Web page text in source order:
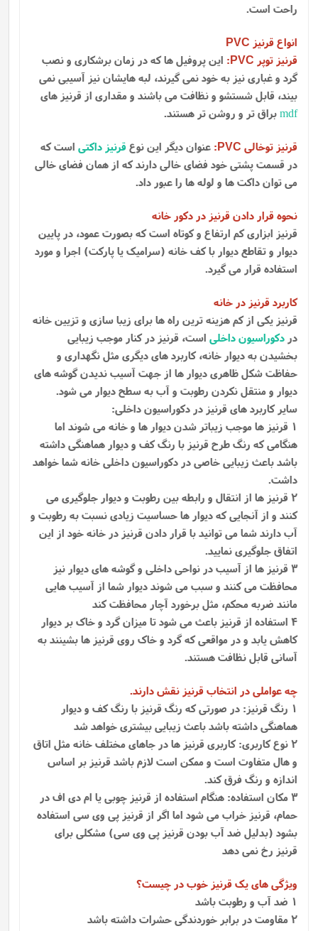
راحت است.
انواع قرنیز PVC
قرنیز توپر PVC
: این پروفیل ها که در زمان برشکاری و نصب
گرد و غباری نیز به خود نمی گیرند، لبه هایشان نیز آسیبی نمی
بیند، قابل شستشو و نظافت می باشند و مقداری از قرنیز های
mdfبراق تر و روشن تر هستند.
قرنیز توخالی PVC
: عنوان دیگر این نوعقرنیز داکتی است که
در قسمت پشتی خود فضای خالی دارند که از همان فضای خالی
می توان داکت ها و لوله ها را عبور داد.
نحوه قرار دادن قرنیز در دکور خانه
قرنیز ابزاری کم ارتفاع و کوتاه است که بصورت عمود، در پایین
دیوار و تقاطع دیوار با کف خانه (سرامیک یا پارکت) اجرا و مورد
استفاده قرار می گیرد.
کاربرد قرنیز در خانه
قرنیز یکی از کم هزینه ترین راه ها برای زیبا سازی و تزیین خانه
در دکوراسیون داخلی است، قرنیز در کنار موجب زیبایی
بخشیدن به دیوار خانه، کاربرد های دیگری مثل نگهداری و
حفاظت شکل ظاهری دیوار ها از جهت آسیب ندیدن گوشه ‌های
دیوار و منتقل نکردن رطوبت و آب به سطح دیوار می‌ شود.
سایر کاربرد های قرنیز در دکوراسیون داخلی:
1 قرنیز ها موجب زیباتر شدن دیوار ها و خانه می شوند اما
هنگامی که رنگ طرح قرنیز با رنگ کف و دیوار هماهنگی داشته
باشد باعث زیبایی خاصی در دکوراسیون داخلی خانه شما خواهد
داشت.
2 قرنیز ها از انتقال و رابطه بین رطوبت و دیوار جلوگیری می
کنند و از آنجایی که دیوار ها حساسیت زیادی نسبت به رطوبت و
آب دارند شما می توانید با قرار دادن قرنیز در خانه خود از این
اتفاق جلوگیری نمایید.
3 قرنیز ها از آسیب در نواحی داخلی و گوشه های دیوار نیز
محافظت می کنند و سبب می شوند دیوار شما از آسیب هایی
مانند ضربه محکم، مثل برخورد آچار محافظت کند
4 استفاده از قرنیز باعث می شود تا میزان گرد و خاک بر دیوار
کاهش یابد و در مواقعی که گرد و خاک روی قرنیز ها بشینند به
آسانی قابل نظافت هستند.
چه عواملی در انتخاب قرنیز نقش دارند.
1 رنگ قرنیز: در صورتی که رنگ قرنیز با رنگ کف و دیوار
هماهنگی داشته باشد باعث زیبایی بیشتری خواهد شد
2 نوع کاربری: کاربری قرنیز ها در جاهای مختلف خانه مثل اتاق
و هال متفاوت است و ممکن است لازم باشد قرنیز بر اساس
اندازه و رنگ فرق کند.
3 مکان استفاده: هنگام استفاده از قرنیز چوبی یا ام دی اف در
حمام، قرنیز خراب می شود اما اگر از قرنیز پی وی سی استفاده
بشود (بدلیل ضد آب بودن قرنیز پی وی سی) مشکلی برای
قرنیز رخ نمی دهد
ویژگی های یک قرنیز خوب در چیست؟
1 ضد آب و رطوبت باشد
2 مقاومت در برابر خوردندگی حشرات داشته باشد